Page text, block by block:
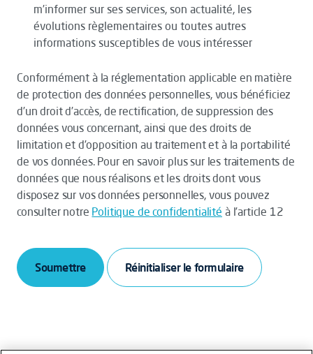
m’informer sur ses services, son actualité, les
évolutions règlementaires ou toutes autres
informations susceptibles de vous intéresser
Conformément à la réglementation applicable en matière
de protection des données personnelles, vous bénéficiez
d’un droit d’accès, de rectification, de suppression des
données vous concernant, ainsi que des droits de
limitation et d’opposition au traitement et à la portabilité
de vos données. Pour en savoir plus sur les traitements de
données que nous réalisons et les droits dont vous
disposez sur vos données personnelles, vous pouvez
consulter notre Politique de confidentialité à l’article 12
Soumettre